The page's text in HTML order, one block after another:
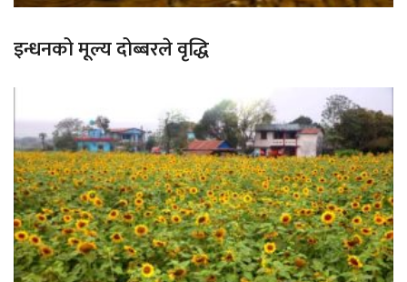
इन्धनको मूल्य दोब्बरले वृद्धि